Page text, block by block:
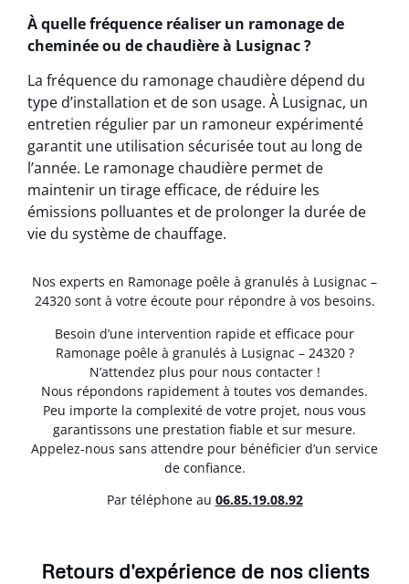
À quelle fréquence réaliser un ramonage de
cheminée ou de chaudière à Lusignac ?
La fréquence du ramonage chaudière dépend du
type d’installation et de son usage. À Lusignac, un
entretien régulier par un ramoneur expérimenté
garantit une utilisation sécurisée tout au long de
l’année. Le ramonage chaudière permet de
maintenir un tirage efficace, de réduire les
émissions polluantes et de prolonger la durée de
vie du système de chauffage.
Nos experts en Ramonage poêle à granulés à Lusignac –
24320 sont à votre écoute pour répondre à vos besoins.
Besoin d’une intervention rapide et efficace pour
Ramonage poêle à granulés à Lusignac – 24320 ?
N’attendez plus pour nous contacter !
Nous répondons rapidement à toutes vos demandes.
Peu importe la complexité de votre projet, nous vous
garantissons une prestation fiable et sur mesure.
Appelez-nous sans attendre pour bénéficier d’un service
de confiance.
Par téléphone au 06.85.19.08.92
Retours d'expérience de nos clients